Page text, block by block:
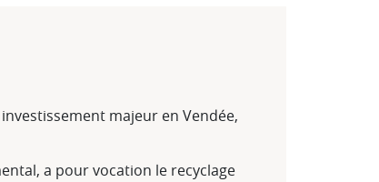
majeur en Vendée,
a pour vocation le recyclage